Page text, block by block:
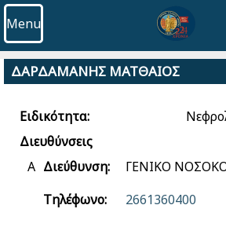
Menu
ΔΑΡΔΑΜΑΝΗΣ ΜΑΤΘΑΙΟΣ
Ειδικότητα:
Διευθύνσεις
Α Διεύθυνση:
ΓΕΝΙΚΟ
Τηλέφωνο:
2661360400